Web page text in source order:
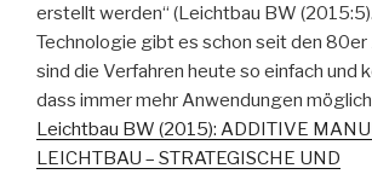
erstellt werden“ (Leichtbau BW
Technologie gibt es schon seit den 80er
sind die Verfahren heute so einfach und
dass immer mehr Anwendungen
Leichtbau BW (2015): ADDITIVE
LEICHTBAU – STRATEGISCHE UND